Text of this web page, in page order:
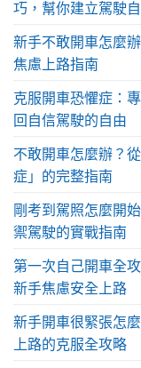
巧，幫你建立駕駛
新手不敢開車怎麼
焦慮上路指南
克服開車恐懼症：
回自信駕駛的自由
不敢開車怎麼辦？
症」的完整指南
剛考到駕照怎麼開
禦駕駛的實戰指南
第一次自己開車全
新手焦慮安全上路
新手開車很緊張怎
上路的克服全攻略